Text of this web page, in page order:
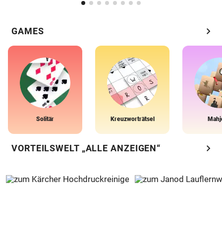
GAMES chevron_right
Solitär Kreuzworträtsel
VORTEILSWELT „ALLE ANZEIGEN“ chevron_right